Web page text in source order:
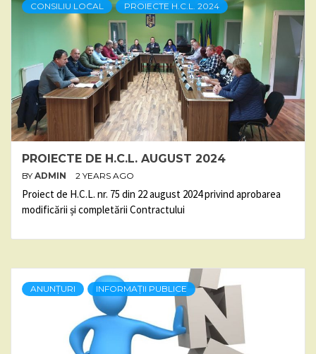
CONSILIU LOCAL PROIECTE H.C.L. 2024
PROIECTE DE H.C.L. AUGUST 2024
BY ADMIN 2 YEARS AGO
Proiect de H.C.L. nr. 75 din 22 august 2024 privind aprobarea
modificării și completării Contractului
ANUNȚURI INFORMAȚII PUBLICE